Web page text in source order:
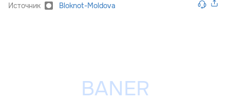
Источник Bloknot-Moldova